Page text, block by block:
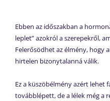
Ebben az időszakban a
leplet” azokról a szerepekről,
Felerősödhet az élmény, hogy
hirtelen bizonytalanná válik.
Ez a küszöbélmény azért lehet
továbblépett, de a lélek még a